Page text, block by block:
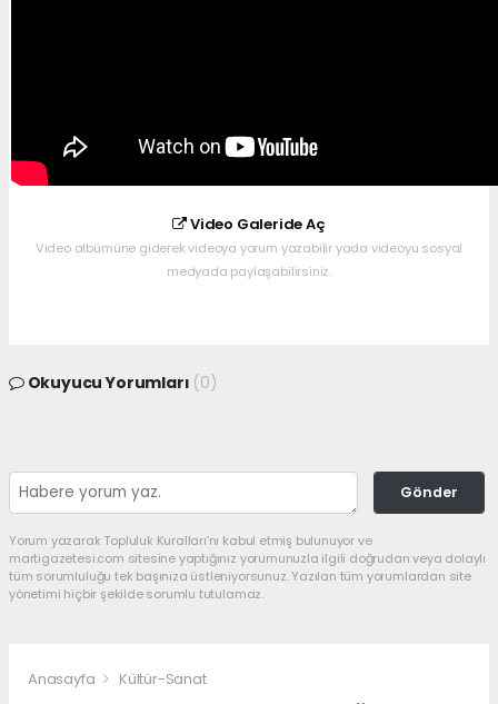
Video Galeride Aç
Video albümüne giderek videoya yorum yazabilir yada videoyu sosyal
medyada paylaşabilirsiniz.
Okuyucu Yorumları (0)
Gönder
Yorum yazarak Topluluk Kuralları’nı kabul etmiş bulunuyor ve
martigazetesi.com sitesine yaptığınız yorumunuzla ilgili doğrudan veya dolaylı
tüm sorumluluğu tek başınıza üstleniyorsunuz. Yazılan tüm yorumlardan site
yönetimi hiçbir şekilde sorumlu tutulamaz.
Anasayfa Kültür-Sanat